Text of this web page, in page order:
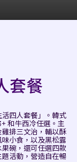
套餐
四人套餐」。韓式
和牛西冷任選。主
排三文治，輔以酥
小食，以及黑松露
碗，還可任選四款
活動，營造自在暢